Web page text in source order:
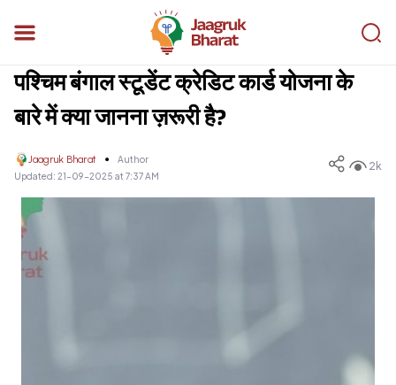
पश्चिम बंगाल स्टूडेंट क्रेडिट कार्ड योजना के
बारे में क्या जानना ज़रूरी है?
Jaagruk Bharat
Author
Updated: 21-09-2025 at 7:37 AM
2k